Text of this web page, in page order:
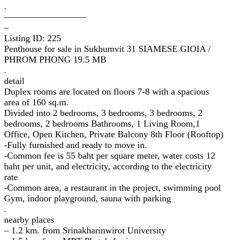
.
—————————
–
Listing ID: 225
Penthouse for sale in Sukhumvit 31 SIAMESE GIOIA /
PHROM PHONG 19.5 MB
.
detail
Duplex rooms are located on floors 7-8 with a spacious
area of 160 sq.m.
Divided into 2 bedrooms, 3 bedrooms, 3 bedrooms, 2
bedrooms, 2 bedrooms Bathrooms, 1 Living Room,1
Office, Open Kitchen, Private Balcony 8th Floor (Rooftop)
-Fully furnished and ready to move in.
-Common fee is 55 baht per square meter, water costs 12
baht per unit, and electricity, according to the electricity
rate
-Common area, a restaurant in the project, swimming pool
Gym, indoor playground, sauna with parking
.
nearby places
– 1.2 km. from Srinakharinwirot University